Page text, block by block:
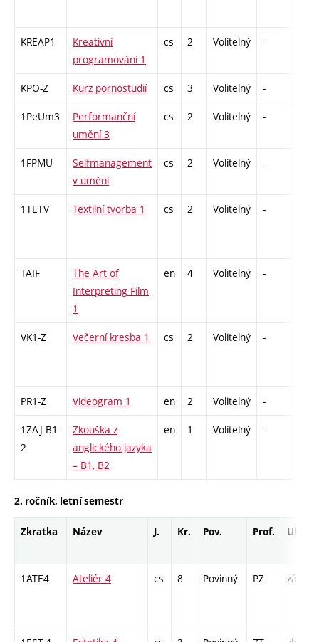
KREAP1
Kreativní
programování 1
cs 2 Volitelný -
KPO-Z Kurz pornostudií cs 3 Volitelný -
1PeUm3
Performanční
umění 3
cs 2 Volitelný -
1FPMU
Selfmanagement
v umění
cs 2 Volitelný -
1TETV Textilní tvorba 1 cs 2 Volitelný -
TAIF
The Art of
Interpreting Film
1
en 4 Volitelný -
VK1-Z Večerní kresba 1 cs 2 Volitelný -
PR1-Z Videogram 1 en 2 Volitelný -
1ZAJ-B1-
2
Zkouška z
anglického jazyka
– B1, B2
en 1 Volitelný -
2. ročník, letní semestr
Zkratka Název J. Kr. Pov. Prof. Uk.
1ATE4 Ateliér 4 cs 8 Povinný PZ zá